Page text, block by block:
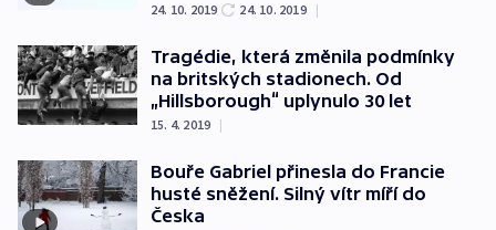
24. 10. 2019 24. 10. 2019 |
Tragédie, která změnila podmínky
na britských stadionech. Od
„Hillsborough“ uplynulo 30 let
15. 4. 2019 |
Bouře Gabriel přinesla do Francie
husté sněžení. Silný vítr míří do
Česka